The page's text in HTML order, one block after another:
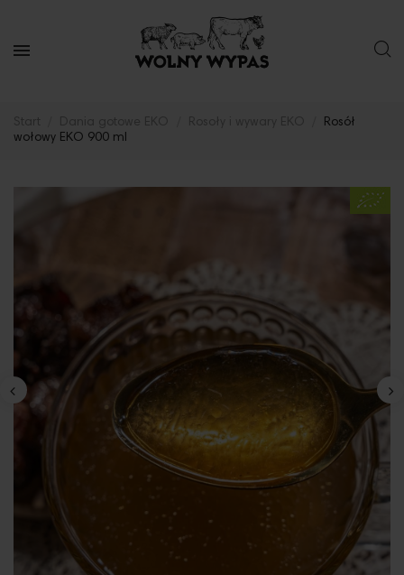
Rosół
wołowy EKO 900 ml